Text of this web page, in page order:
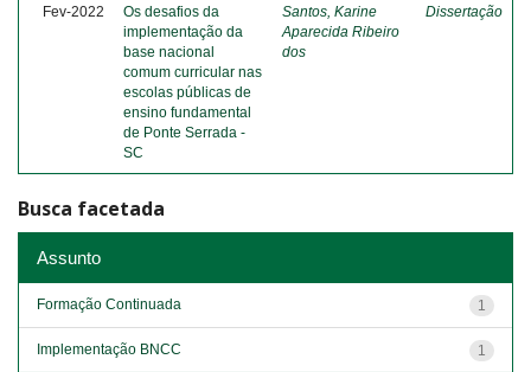
Fev-2022
Os desafios da
implementação da
base nacional
comum curricular nas
escolas públicas de
ensino fundamental
de Ponte Serrada -
SC
Santos, Karine
Aparecida Ribeiro
dos
Dissertação
Busca facetada
Assunto
1
Formação Continuada
1
Implementação BNCC